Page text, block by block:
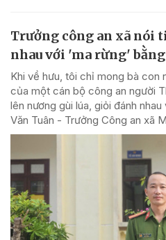
Trưởng công an xã nói
nhau với 'ma rừng'
Khi về hưu, tôi chỉ mong bà con
của một cán bộ công an người
lên nương gùi lúa, giỏi đánh
Văn Tuân - Trưởng Công an xã